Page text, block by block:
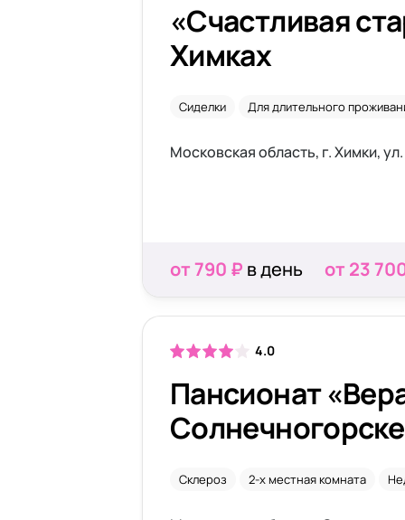
«Счастливая
Химках
Сиделки Для длительного
Московская область, г. Химки,
от 790 ₽ в день от 23
4.0
Пансионат
Солнечногорске
Склероз 2-х местная комната